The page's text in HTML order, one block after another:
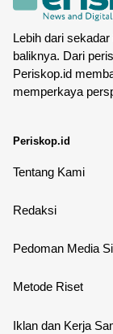
Lebih dari
baliknya. Dari
Periskop.id
memperkaya
Periskop.id
Tentang Kami
Redaksi
Pedoman Media
Metode Riset
Iklan dan Kerja